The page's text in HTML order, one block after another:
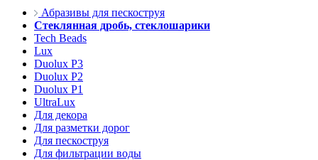
Абразивы для пескоструя
Стеклянная дробь, стеклошарики
Tech Beads
Lux
Duolux P3
Duolux P2
Duolux P1
UltraLux
Для декора
Для разметки дорог
Для пескоструя
Для фильтрации воды